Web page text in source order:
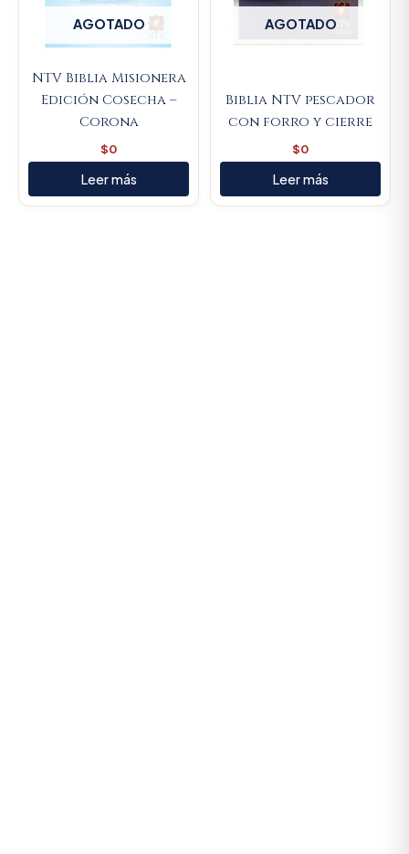
AGOTADO
NTV Biblia Misionera
Edición Cosecha –
Corona
$0
Leer más
AGOTADO
Biblia NTV pescador
con forro y cierre
$0
Leer más